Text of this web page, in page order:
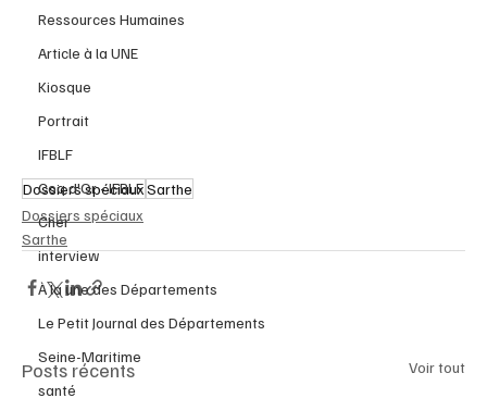
Ressources Humaines
Article à la UNE
Kiosque
Portrait
IFBLF
Coq d'Or - IFBLF
Cher
interview
À la une des Départements
Le Petit Journal des Départements
Seine-Maritime
santé
Dossiers spéciauxSarthe
Dossiers spéciaux
Sarthe
Posts récents Voir tout